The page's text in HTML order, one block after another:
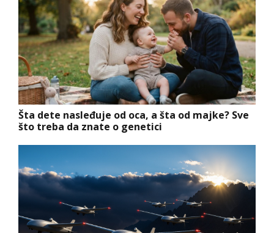
Šta dete nasleđuje od oca, a šta od majke? Sve
što treba da znate o genetici